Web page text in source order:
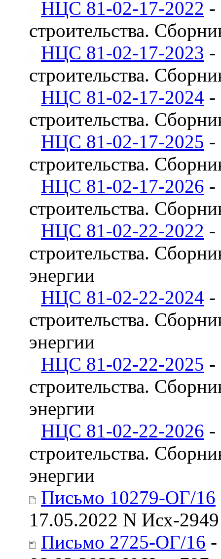
НЦС 81-02-17-2022 -
строительства.
НЦС 81-02-17-2023 -
строительства.
НЦС 81-02-17-2024 -
строительства.
НЦС 81-02-17-2025 -
строительства.
НЦС 81-02-17-2026 -
строительства.
НЦС 81-02-22-2022 -
строительства.
энергии
НЦС 81-02-22-2024 -
строительства.
энергии
НЦС 81-02-22-2025 -
строительства.
энергии
НЦС 81-02-22-2026 -
строительства.
энергии
Письмо 10279-ОГ/16
17.05.2022 N Исх-2949
Письмо 2725-ОГ/16